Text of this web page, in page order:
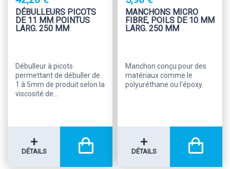
DÉBULLEURS PICOTS
DE 11 MM POINTUS
LARG. 250 MM
Débulleur à picots
permettant de débuller de
1 à 5mm de produit selon la
viscosité de...
+
DÉTAILS
MANCHONS MICRO
FIBRE, POILS DE 10 MM
LARG. 250 MM
Manchon conçu pour des
matériaux comme le
polyuréthane ou l'époxy.
+
DÉTAILS